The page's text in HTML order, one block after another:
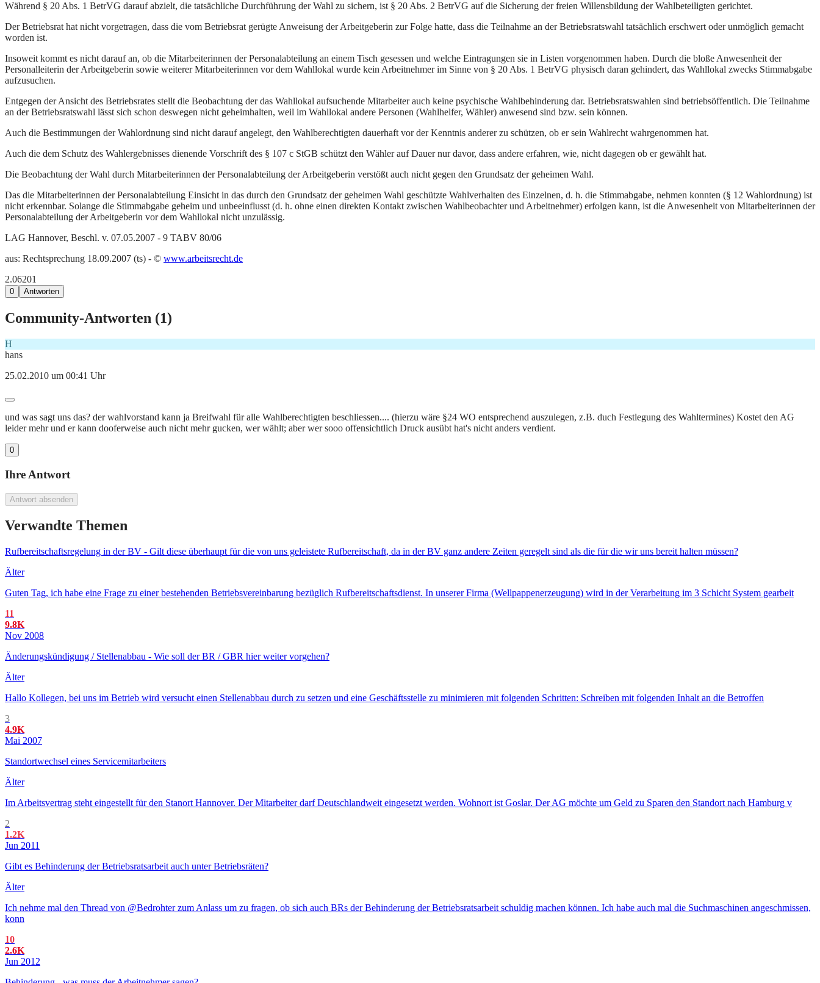
Während § 20 Abs. 1 BetrVG darauf abzielt, die tatsächliche Durchführung der Wahl zu sichern, ist § 20 Abs. 2 BetrVG auf die Sicherung der freien Willensbildung der Wahlbeteiligten gerichtet.
Der Betriebsrat hat nicht vorgetragen, dass die vom Betriebsrat gerügte Anweisung der Arbeitgeberin zur Folge hatte, dass die Teilnahme an der Betriebsratswahl tatsächlich erschwert oder unmöglich gemacht
worden ist.
Insoweit kommt es nicht darauf an, ob die Mitarbeiterinnen der Personalabteilung an einem Tisch gesessen und welche Eintragungen sie in Listen vorgenommen haben. Durch die bloße Anwesenheit der
Personalleiterin der Arbeitgeberin sowie weiterer Mitarbeiterinnen vor dem Wahllokal wurde kein Arbeitnehmer im Sinne von § 20 Abs. 1 BetrVG physisch daran gehindert, das Wahllokal zwecks Stimmabgabe
aufzusuchen.
Entgegen der Ansicht des Betriebsrates stellt die Beobachtung der das Wahllokal aufsuchende Mitarbeiter auch keine psychische Wahlbehinderung dar. Betriebsratswahlen sind betriebsöffentlich. Die Teilnahme
an der Betriebsratswahl lässt sich schon deswegen nicht geheimhalten, weil im Wahllokal andere Personen (Wahlhelfer, Wähler) anwesend sind bzw. sein können.
Auch die Bestimmungen der Wahlordnung sind nicht darauf angelegt, den Wahlberechtigten dauerhaft vor der Kenntnis anderer zu schützen, ob er sein Wahlrecht wahrgenommen hat.
Auch die dem Schutz des Wahlergebnisses dienende Vorschrift des § 107 c StGB schützt den Wähler auf Dauer nur davor, dass andere erfahren, wie, nicht dagegen ob er gewählt hat.
Die Beobachtung der Wahl durch Mitarbeiterinnen der Personalabteilung der Arbeitgeberin verstößt auch nicht gegen den Grundsatz der geheimen Wahl.
Das die Mitarbeiterinnen der Personalabteilung Einsicht in das durch den Grundsatz der geheimen Wahl geschützte Wahlverhalten des Einzelnen, d. h. die Stimmabgabe, nehmen konnten (§ 12 Wahlordnung) ist
nicht erkennbar. Solange die Stimmabgabe geheim und unbeeinflusst (d. h. ohne einen direkten Kontakt zwischen Wahlbeobachter und Arbeitnehmer) erfolgen kann, ist die Anwesenheit von Mitarbeiterinnen der
Personalabteilung der Arbeitgeberin vor dem Wahllokal nicht unzulässig.
LAG Hannover, Beschl. v. 07.05.2007 - 9 TABV 80/06
aus: Rechtsprechung 18.09.2007 (ts) - © www.arbeitsrecht.de
2.06201
0 Antworten
Community-Antworten (1)
H
hans
25.02.2010 um 00:41 Uhr
und was sagt uns das? der wahlvorstand kann ja Breifwahl für alle Wahlberechtigten beschliessen.... (hierzu wäre §24 WO entsprechend auszulegen, z.B. duch Festlegung des Wahltermines) Kostet den AG
leider mehr und er kann dooferweise auch nicht mehr gucken, wer wählt; aber wer sooo offensichtlich Druck ausübt hat's nicht anders verdient.
0
Ihre Antwort
Antwort absenden
Verwandte Themen
Rufbereitschaftsregelung in der BV - Gilt diese überhaupt für die von uns geleistete Rufbereitschaft, da in der BV ganz andere Zeiten geregelt sind als die für die wir uns bereit halten müssen?
Älter
Guten Tag, ich habe eine Frage zu einer bestehenden Betriebsvereinbarung bezüglich Rufbereitschaftsdienst. In unserer Firma (Wellpappenerzeugung) wird in der Verarbeitung im 3 Schicht System gearbeit
11
9.8K
Nov 2008
Änderungskündigung / Stellenabbau - Wie soll der BR / GBR hier weiter vorgehen?
Älter
Hallo Kollegen, bei uns im Betrieb wird versucht einen Stellenabbau durch zu setzen und eine Geschäftsstelle zu minimieren mit folgenden Schritten: Schreiben mit folgenden Inhalt an die Betroffen
3
4.9K
Mai 2007
Standortwechsel eines Servicemitarbeiters
Älter
Im Arbeitsvertrag steht eingestellt für den Stanort Hannover. Der Mitarbeiter darf Deutschlandweit eingesetzt werden. Wohnort ist Goslar. Der AG möchte um Geld zu Sparen den Standort nach Hamburg v
2
1.2K
Jun 2011
Gibt es Behinderung der Betriebsratsarbeit auch unter Betriebsräten?
Älter
Ich nehme mal den Thread von @Bedrohter zum Anlass um zu fragen, ob sich auch BRs der Behinderung der Betriebsratsarbeit schuldig machen können. Ich habe auch mal die Suchmaschinen angeschmissen,
konn
10
2.6K
Jun 2012